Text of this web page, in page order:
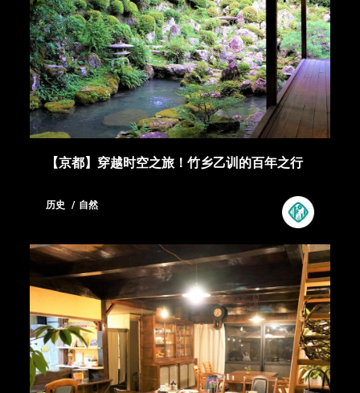
【京都】穿越时空之旅！竹乡乙训的百年之行
历史 自然